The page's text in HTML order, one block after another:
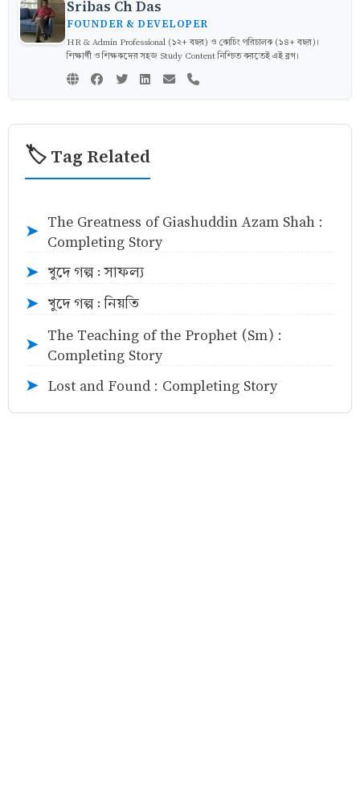
Sribas Ch Das
FOUNDER & DEVELOPER
HR & Admin Professional (১২+ বছর) ও কোচিং পরিচালক (১৪+ বছর)।
শিক্ষার্থী ও শিক্ষকদের সহজ Study Content নিশ্চিত করতেই এই ব্লগ।
🏷️ Tag Related
➤
The Greatness of Giashuddin Azam Shah :
Completing Story
➤ খুদে গল্প : সাফল্য
➤ খুদে গল্প : নিয়তি
➤
The Teaching of the Prophet (Sm) :
Completing Story
➤ Lost and Found : Completing Story